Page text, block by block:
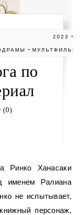
2023 -
-МУЛЬТФИЛЬМЫ
по
(0)
именем Ралиана
не испытывает,
персонаж,